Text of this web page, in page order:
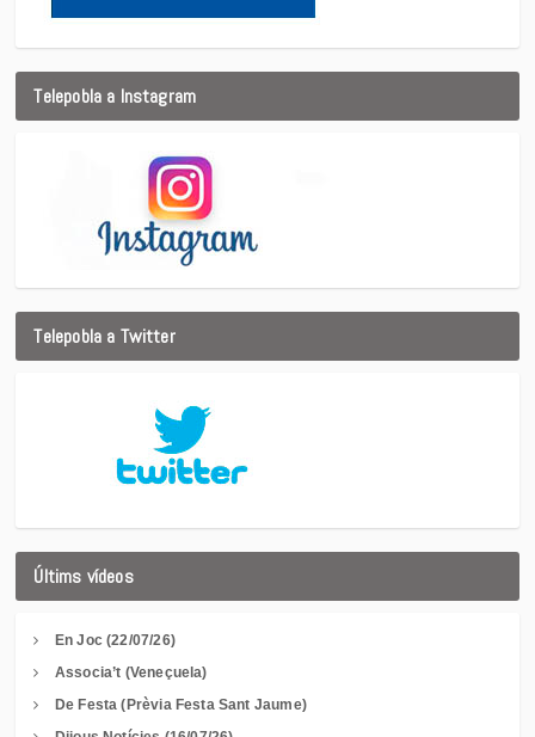
Telepobla a Instagram
Telepobla a Twitter
Últims vídeos
En Joc (22/07/26)
Associa’t (Veneçuela)
De Festa (Prèvia Festa Sant Jaume)